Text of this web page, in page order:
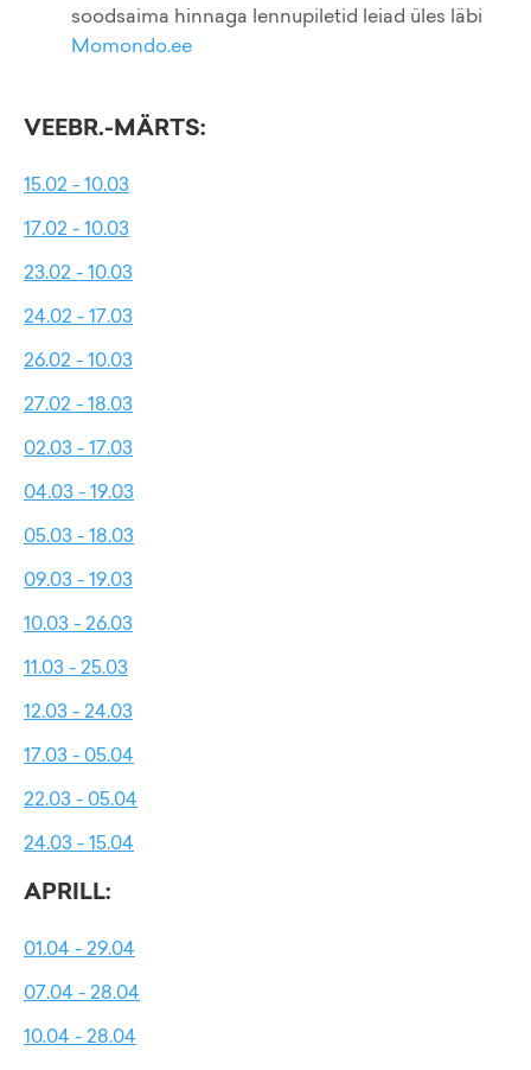
soodsaima hinnaga lennupiletid leiad üles läbi
Momondo.ee
VEEBR.-MÄRTS:
15.02 - 10.03
17.02 - 10.03
23.02 - 10.03
24.02 - 17.03
26.02 - 10.03
27.02 - 18.03
02.03 - 17.03
04.03 - 19.03
05.03 - 18.03
09.03 - 19.03
10.03 - 26.03
11.03 - 25.03
12.03 - 24.03
17.03 - 05.04
22.03 - 05.04
24.03 - 15.04
APRILL:
01.04 - 29.04
07.04 - 28.04
10.04 - 28.04